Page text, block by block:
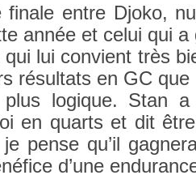
entre Djoko,
année et celui qui
lui con­vient très
résul­tats en GC
logique. Stan
en quarts et dit
pense qu’il
d’une